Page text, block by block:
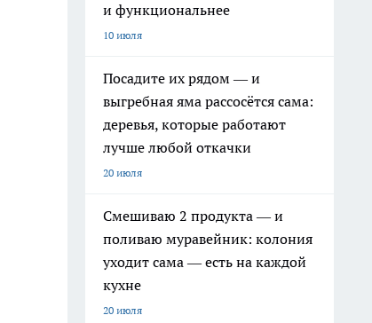
и функциональнее
10 июля
Посадите их рядом — и
выгребная яма рассосётся сама:
деревья, которые работают
лучше любой откачки
20 июля
Смешиваю 2 продукта — и
поливаю муравейник: колония
уходит сама — есть на каждой
кухне
20 июля